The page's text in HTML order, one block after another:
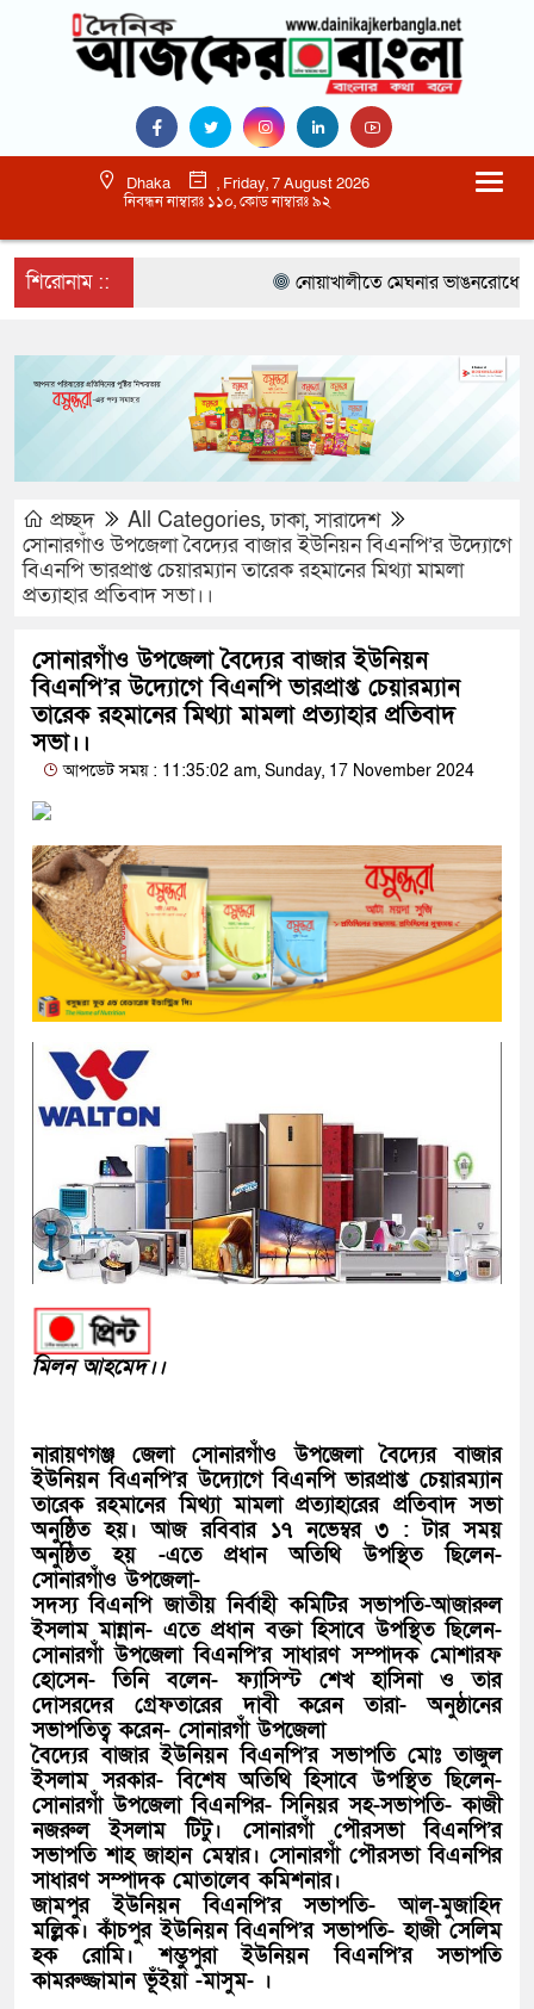
Dhaka
, Friday, 7 August 2026
নিবন্ধন নাম্বারঃ ১১০, কোড নাম্বারঃ ৯২
শিরোনাম :: নোয়াখালীতে মেঘনার ভাঙনরোধে
প্রচ্ছদ All Categories,ঢাকা,সারাদেশ
সোনারগাঁও উপজেলা বৈদ্যের বাজার ইউনিয়ন বিএনপি’র উদ্যোগে
বিএনপি ভারপ্রাপ্ত চেয়ারম্যান তারেক রহমানের মিথ্যা মামলা
প্রত্যাহার প্রতিবাদ সভা।।
সোনারগাঁও উপজেলা বৈদ্যের বাজার ইউনিয়ন
বিএনপি’র উদ্যোগে বিএনপি ভারপ্রাপ্ত চেয়ারম্যান
তারেক রহমানের মিথ্যা মামলা প্রত্যাহার প্রতিবাদ
সভা।।
আপডেট সময় : 11:35:02 am, Sunday, 17 November 2024
মিলন আহমেদ।।
নারায়ণগঞ্জ জেলা সোনারগাঁও উপজেলা বৈদ্যের বাজার
ইউনিয়ন বিএনপি’র উদ্যোগে বিএনপি ভারপ্রাপ্ত চেয়ারম্যান
তারেক রহমানের মিথ্যা মামলা প্রত্যাহারের প্রতিবাদ সভা
অনুষ্ঠিত হয়। আজ রবিবার ১৭ নভেম্বর ৩ : টার সময়
অনুষ্ঠিত হয় -এতে প্রধান অতিথি উপস্থিত ছিলেন-
সোনারগাঁও উপজেলা-
সদস্য বিএনপি জাতীয় নির্বাহী কমিটির সভাপতি-আজারুল
ইসলাম মান্নান- এতে প্রধান বক্তা হিসাবে উপস্থিত ছিলেন-
সোনারগাঁ উপজেলা বিএনপি’র সাধারণ সম্পাদক মোশারফ
হোসেন- তিনি বলেন- ফ্যাসিস্ট শেখ হাসিনা ও তার
দোসরদের গ্রেফতারের দাবী করেন তারা- অনুষ্ঠানের
সভাপতিত্ব করেন- সোনারগাঁ উপজেলা
বৈদ্যের বাজার ইউনিয়ন বিএনপি’র সভাপতি মোঃ তাজুল
ইসলাম সরকার- বিশেষ অতিথি হিসাবে উপস্থিত ছিলেন-
সোনারগাঁ উপজেলা বিএনপির- সিনিয়র সহ-সভাপতি- কাজী
নজরুল ইসলাম টিটু। সোনারগাঁ পৌরসভা বিএনপি’র
সভাপতি শাহ জাহান মেম্বার। সোনারগাঁ পৌরসভা বিএনপির
সাধারণ সম্পাদক মোতালেব কমিশনার।
জামপুর ইউনিয়ন বিএনপি’র সভাপতি- আল-মুজাহিদ
মল্লিক। কাঁচপুর ইউনিয়ন বিএনপি’র সভাপতি- হাজী সেলিম
হক রোমি। শম্ভুপুরা ইউনিয়ন বিএনপি’র সভাপতি
কামরুজ্জামান ভূঁইয়া -মাসুম- ।